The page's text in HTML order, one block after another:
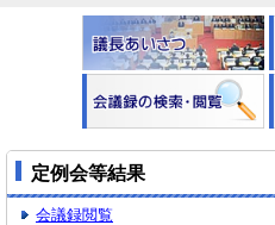
定例会等結果
会議録閲覧